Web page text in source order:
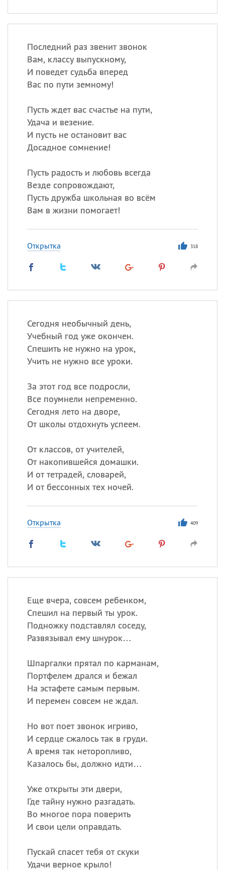
Последний раз звенит звонок
Вам, классу выпускному,
И поведет судьба вперед
Вас по пути земному!
Пусть ждет вас счастье на пути,
Удача и везение.
И пусть не остановит вас
Досадное сомнение!
Пусть радость и любовь всегда
Везде сопровождают,
Пусть дружба школьная во всём
Вам в жизни помогает!
Открытка 318
Сегодня необычный день,
Учебный год уже окончен.
Спешить не нужно на урок,
Учить не нужно все уроки.
За этот год все подросли,
Все поумнели непременно.
Сегодня лето на дворе,
От школы отдохнуть успеем.
От классов, от учителей,
От накопившейся домашки.
И от тетрадей, словарей,
И от бессонных тех ночей.
Открытка 409
Еще вчера, совсем ребенком,
Спешил на первый ты урок.
Подножку подставлял соседу,
Развязывал ему шнурок…
Шпаргалки прятал по карманам,
Портфелем дрался и бежал
На эстафете самым первым.
И перемен совсем не ждал.
Но вот поет звонок игриво,
И сердце сжалось так в груди.
А время так неторопливо,
Казалось бы, должно идти…
Уже открыты эти двери,
Где тайну нужно разгадать.
Во многое пора поверить
И свои цели оправдать.
Пускай спасет тебя от скуки
Удачи верное крыло!